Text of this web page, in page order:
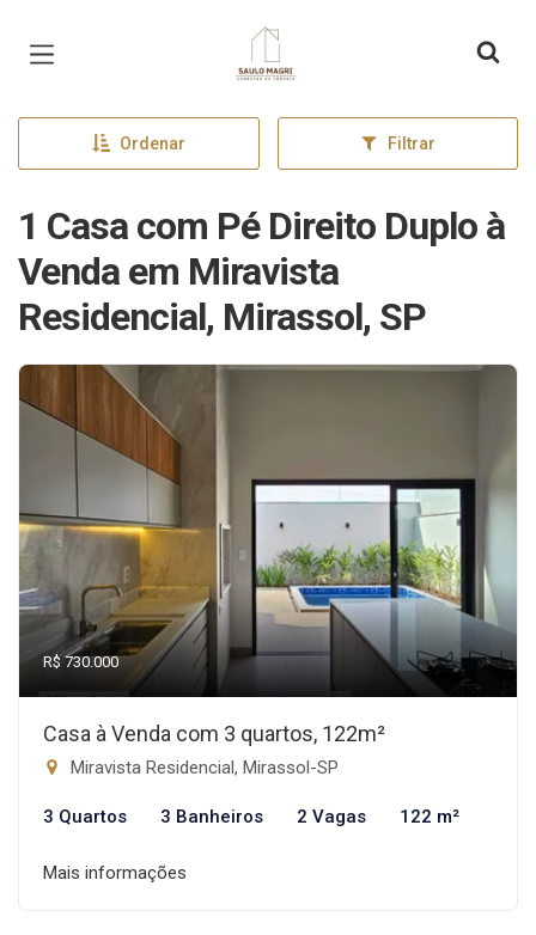
Página inicial
Ordenar Filtrar
1 Casa com Pé Direito Duplo à
Venda em Miravista
Residencial, Mirassol, SP
R$ 730.000
Casa à Venda com 3 quartos, 122m²
Miravista Residencial, Mirassol-SP
3 Quartos 3 Banheiros 2 Vagas 122 m²
Mais informações